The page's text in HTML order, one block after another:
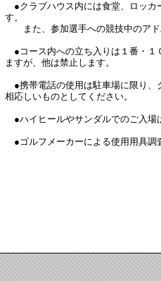
●クラブハウス内には食堂、ロッカ
す。
また、参加選手への競技中のアド
●コース内への立ち入りは１番・１
ますが、他は禁止します。
●携帯電話の使用は駐車場に限り、
相応しいものとしてください。
●ハイヒールやサンダルでのご入場
●ゴルフメーカーによる使用用具調